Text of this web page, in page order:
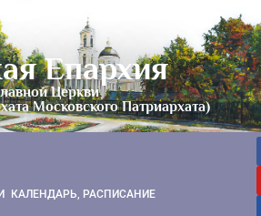
Епархия
Церкви
Московского Патриархата)
КАЛЕНДАРЬ, РАСПИСАНИЕ